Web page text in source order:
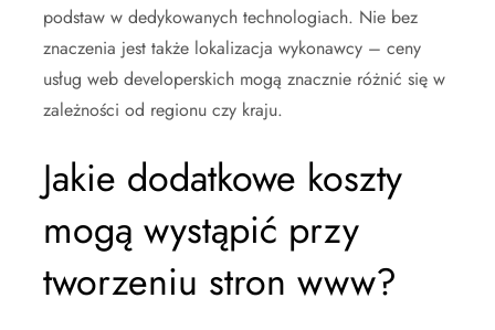
podstaw w dedykowanych technologiach. Nie bez
znaczenia jest także lokalizacja wykonawcy – ceny
usług web developerskich mogą znacznie różnić się w
zależności od regionu czy kraju.
Jakie dodatkowe koszty
mogą wystąpić przy
tworzeniu stron www?